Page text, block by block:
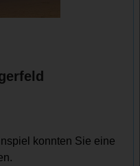
konnten Sie eine